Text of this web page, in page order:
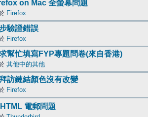
on Mac 全螢幕問題
Firefox
驗證錯誤
Firefox
幫忙填寫FYP專題問卷(來自香港)
其他中的其他
訪鏈結顏色沒有改變
Firefox
HTML 電郵問題